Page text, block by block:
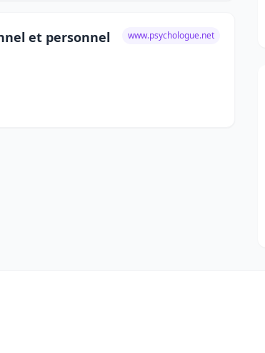
et personnel www.psychologue.net